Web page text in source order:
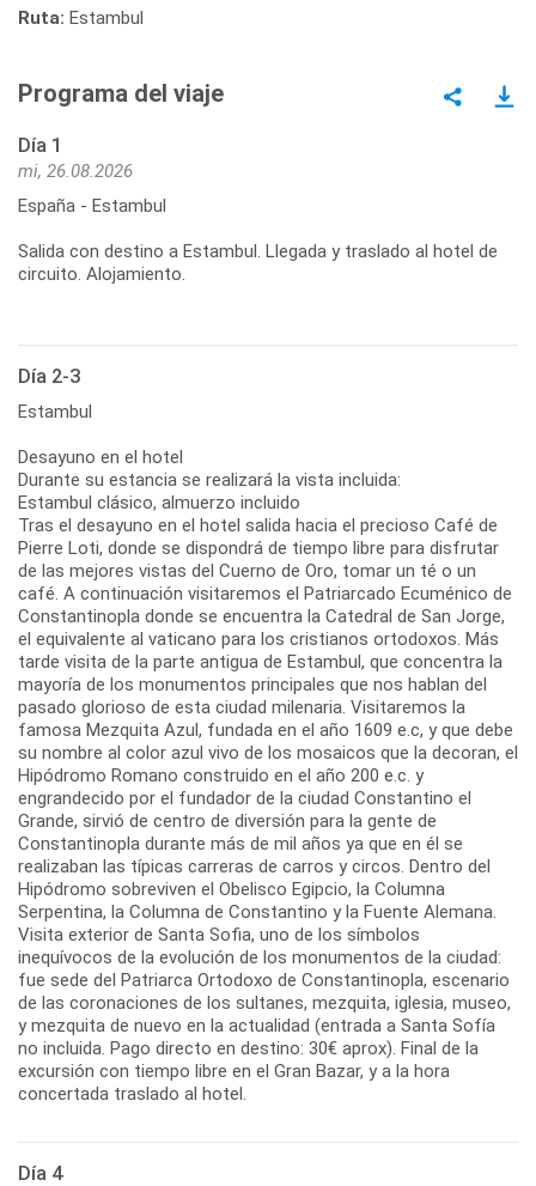
Ruta: Estambul
Programa del viaje
Día 1
mi, 26.08.2026
España - Estambul
Salida con destino a Estambul. Llegada y traslado al hotel de
circuito. Alojamiento.
Día 2-3
Estambul
Desayuno en el hotel
Durante su estancia se realizará la vista incluida:
Estambul clásico, almuerzo incluido
Tras el desayuno en el hotel salida hacia el precioso Café de
Pierre Loti, donde se dispondrá de tiempo libre para disfrutar
de las mejores vistas del Cuerno de Oro, tomar un té o un
café. A continuación visitaremos el Patriarcado Ecuménico de
Constantinopla donde se encuentra la Catedral de San Jorge,
el equivalente al vaticano para los cristianos ortodoxos. Más
tarde visita de la parte antigua de Estambul, que concentra la
mayoría de los monumentos principales que nos hablan del
pasado glorioso de esta ciudad milenaria. Visitaremos la
famosa Mezquita Azul, fundada en el año 1609 e.c, y que debe
su nombre al color azul vivo de los mosaicos que la decoran, el
Hipódromo Romano construido en el año 200 e.c. y
engrandecido por el fundador de la ciudad Constantino el
Grande, sirvió de centro de diversión para la gente de
Constantinopla durante más de mil años ya que en él se
realizaban las típicas carreras de carros y circos. Dentro del
Hipódromo sobreviven el Obelisco Egipcio, la Columna
Serpentina, la Columna de Constantino y la Fuente Alemana.
Visita exterior de Santa Sofia, uno de los símbolos
inequívocos de la evolución de los monumentos de la ciudad:
fue sede del Patriarca Ortodoxo de Constantinopla, escenario
de las coronaciones de los sultanes, mezquita, iglesia, museo,
y mezquita de nuevo en la actualidad (entrada a Santa Sofía
no incluida. Pago directo en destino: 30€ aprox). Final de la
excursión con tiempo libre en el Gran Bazar, y a la hora
concertada traslado al hotel.
Día 4